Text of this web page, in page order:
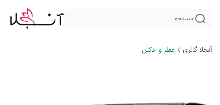
جستجو
آنجلا گالری عطر و ادکلن